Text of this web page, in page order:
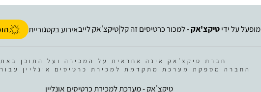
מופעל על ידיטיקצ'אק- למכור כרטיסים זה קל|טיקצ'אק לייבאירוע בקטגוריית
חברת טיקצ'אק אינה אחראית על המכירה ועל התוכן
החברה מספקת מערכת מתקדמת למכירת כרטיסים אונליין
טיקצ'אק - מערכת למכירת כרטיסים אונליין